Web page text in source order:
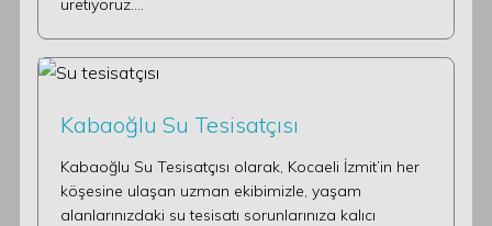
üretiyoruz.…
Kabaoğlu Su Tesisatçısı
Kabaoğlu Su Tesisatçısı olarak, Kocaeli İzmit’in her
köşesine ulaşan uzman ekibimizle, yaşam
alanlarınızdaki su tesisatı sorunlarınıza kalıcı